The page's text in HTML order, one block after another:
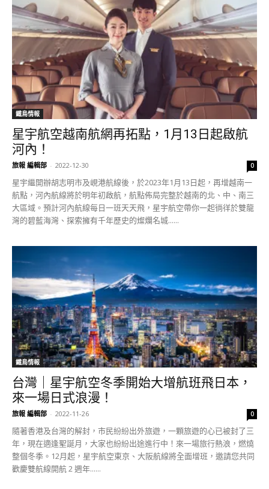
鐵鳥情報
星宇航空越南航網再拓點，1月13日起啟航
河內！
旅報 編輯部 - 2022-12-30 0
星宇繼開辦胡志明市及峴港航線後，於2023年​1​月13​日起，再增越南一
航點，河內航線將於明年初啟航，航點佈局完整於越南的北、中、南三
大區域。預計河內航線每日一班天天飛，星宇航空帶你一起徜徉於雙龍
灣的碧藍海灣、探索擁有千年歷史的燦爛名城......
鐵鳥情報
台灣｜星宇航空冬季開始大增航班飛日本，
來一場日式浪漫！
旅報 編輯部 - 2022-11-26 0
隨著香港及台灣的解封，市民紛紛出外旅遊，一顆旅遊的心已被封了三
年，現在適逢聖誕月，大家也紛紛出途進行中！來一場旅行熱浪，燃燒
整個冬季。12月起，星宇航空東京、大阪航線將全面增班，邀請您共同
歡慶雙航線開航 2 週年......